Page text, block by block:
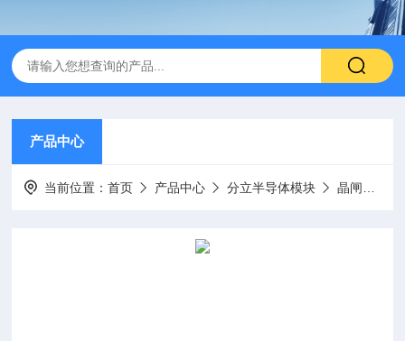
产品中心
当前位置：首页 产品中心 分立半导体模块 晶闸管模块